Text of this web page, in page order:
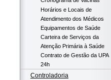
Horários e Locais de
Atendimento dos Médicos
Equipamentos de Saúde
Carteira de Serviços da
Atenção Primária à Saúde
Contrato de Gestão da UPA
24h
Controladoria